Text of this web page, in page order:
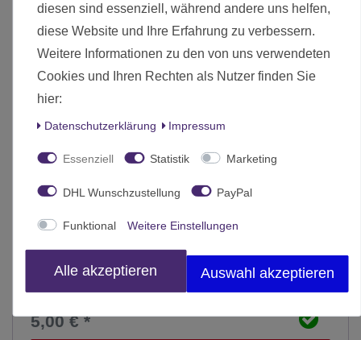
5,00 € *
diesen sind essenziell, während andere uns helfen,
diese Website und Ihre Erfahrung zu verbessern.
Weitere Informationen zu den von uns verwendeten
Cookies und Ihren Rechten als Nutzer finden Sie
hier:
Daten­schutz­erklärung Impressum
Essenziell Statistik Marketing
DHL Wunschzustellung PayPal
Funktional Weitere Einstellungen
Alle akzeptieren Auswahl akzeptieren